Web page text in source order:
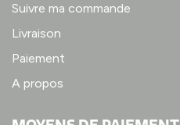
Suivre ma commande
Livraison
Paiement
A propos